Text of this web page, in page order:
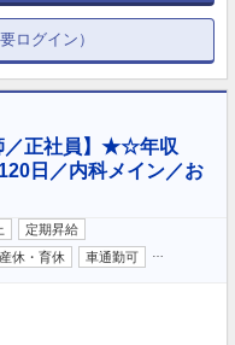
ログイン）
／正社員】★☆年収
日／内科メイン／お
定期昇給
産休・育休 車通勤可